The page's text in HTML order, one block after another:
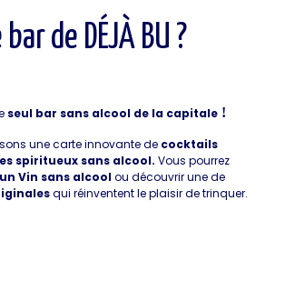
bar de DÉJÀ BU ?
bar de DÉJÀ BU ?
seul bar sans alcool de la capitale !
une carte innovante de cocktails
spiritueux sans alcool. Vous pourrez
Vin sans alcoolou découvrir une de
qui réinventent le plaisir de trinquer.